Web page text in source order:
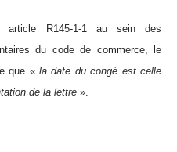
article R145-1-1 au sein des
du code de commerce, le
que « la date du congé est celle
de la lettre ».